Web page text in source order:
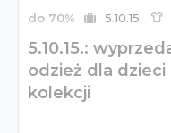
do 70% 5.10.15.
5.10.15.:
odzież dla dzieci
kolekcji